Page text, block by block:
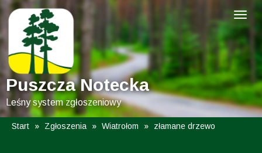
Puszcza Notecka
Leśny system zgłoszeniowy
Start » Zgłoszenia » Wiatrołom » złamane drzewo